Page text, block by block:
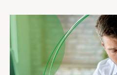
Assistance en vie
Développement